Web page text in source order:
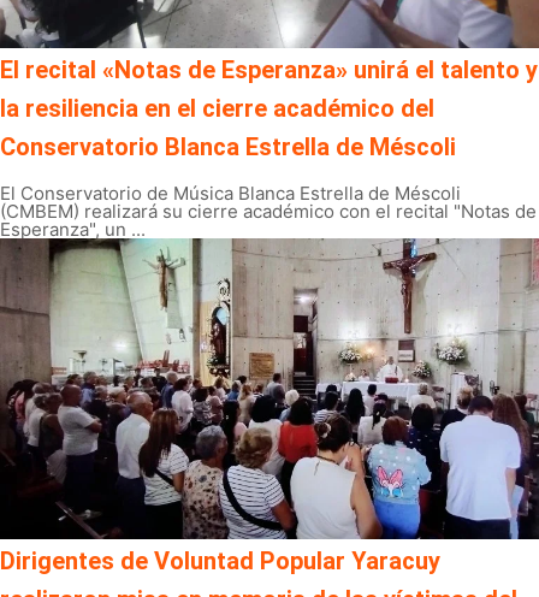
El recital «Notas de Esperanza» unirá el talento y
la resiliencia en el cierre académico del
Conservatorio Blanca Estrella de Méscoli
El Conservatorio de Música Blanca Estrella de Méscoli
(CMBEM) realizará su cierre académico con el recital "Notas de
Esperanza", un ...
Dirigentes de Voluntad Popular Yaracuy